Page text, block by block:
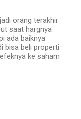
orang terakhir
saat hargnya
ada baiknya
bisa beli properti
ke saham